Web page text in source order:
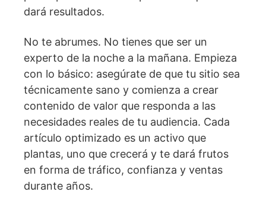
dará resultados.
No te abrumes. No tienes que ser un
experto de la noche a la mañana. Empieza
con lo básico: asegúrate de que tu sitio sea
técnicamente sano y comienza a crear
contenido de valor que responda a las
necesidades reales de tu audiencia. Cada
artículo optimizado es un activo que
plantas, uno que crecerá y te dará frutos
en forma de tráfico, confianza y ventas
durante años.